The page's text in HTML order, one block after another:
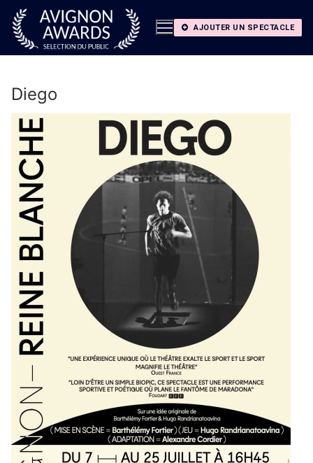
Aller
contenu
AJOUTER UN SPECTACLE
Diego